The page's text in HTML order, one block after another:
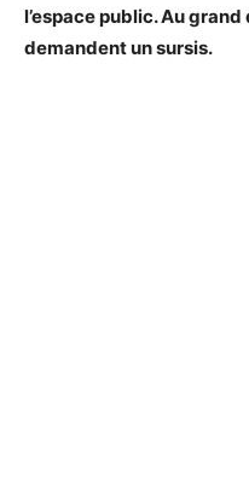
l’espace public. Au
demandent un sursis.